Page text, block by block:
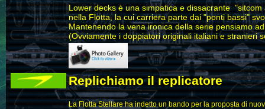
Lower decks è una simpatica e dissacrante
nella Flotta, la cui carriera parte dai "ponti bassi"
Mantenendo la vena ironica della serie pensiamo
(Ovviamente i doppiatori originali italiani e stranieri
Replichiamo il replicatore
La Flotta Stellare ha indetto un bando per la proposta di